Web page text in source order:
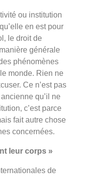
ou institution
en est pour
le droit de
générale
phénomènes
monde. Rien ne
Ce n’est pas
qu’il ne
c’est parce
fait autre chose
concernées.
leur corps »
de